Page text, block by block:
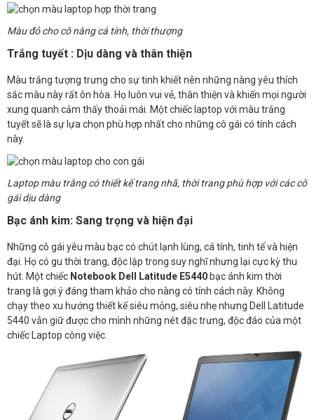
Màu đỏ cho cô nàng cá tính, thời thượng
Trắng tuyết : Dịu dàng và thân thiện
Màu trắng tượng trưng cho sự tinh khiết nên những nàng yêu thích
sắc màu này rất ôn hòa. Họ luôn vui vẻ, thân thiện và khiến mọi người
xung quanh cảm thấy thoải mái. Một chiếc laptop với màu trắng
tuyết sẽ là sự lựa chọn phù hợp nhất cho những cô gái có tính cách
này.
Laptop màu trắng có thiết kế trang nhã, thời trang phù hợp với các cô
gái dịu dàng
Bạc ánh kim: Sang trọng và hiện đại
Những cô gái yêu màu bạc có chút lạnh lùng, cá tính, tinh tế và hiện
đại. Họ có gu thời trang, độc lập trong suy nghĩ nhưng lại cực kỳ thu
hút. Một chiếc Notebook Dell Latitude E5440bạc ánh kim thời
trang là gợi ý đáng tham khảo cho nàng có tính cách này. Không
chạy theo xu hướng thiết kế siêu mỏng, siêu nhẹ nhưng Dell Latitude
5440 vẫn giữ được cho mình những nét đặc trưng, độc đáo của một
chiếc Laptop công việc.